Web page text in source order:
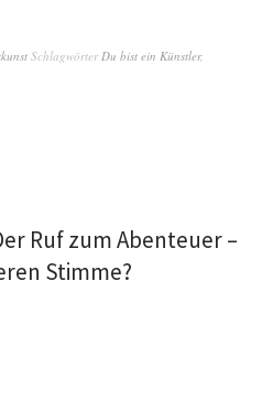
SchlagwörterDu bist ein Künstler,
Ruf zum Abenteuer –
Stimme?